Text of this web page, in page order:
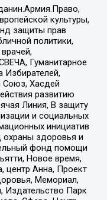
культуры,
защиты прав
политики,
Гуманитарное
Избирателей,
Союз, Хасдей
развитию
Линия, В защиту
и социальных
инициатив
охраны здоровья и
фонд помощи
Новое время,
центр Анна, Проект
Мемориал,
Издательство Парк